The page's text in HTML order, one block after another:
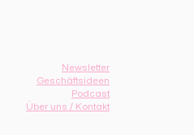
Newsletter
Geschäftsideen
Podcast
Über uns / Kontakt